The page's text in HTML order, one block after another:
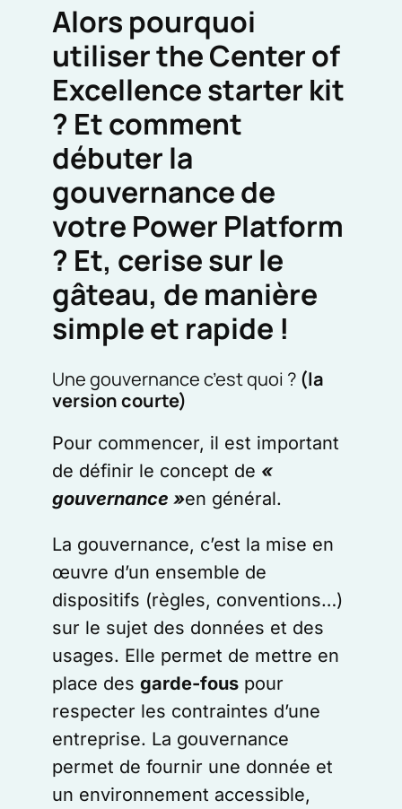
Alors pourquoi
utiliser the Center of
Excellence starter kit
? Et comment
débuter la
gouvernance de
votre Power Platform
? Et, cerise sur le
gâteau, de manière
simple et rapide !
Une gouvernance c’est quoi ? (la
version courte)
Pour commencer, il est important
de définir le concept de «
gouvernance »en général.
La gouvernance, c’est la mise en
œuvre d’un ensemble de
dispositifs (règles, conventions…)
sur le sujet des données et des
usages. Elle permet de mettre en
place des garde-fous pour
respecter les contraintes d’une
entreprise. La gouvernance
permet de fournir une donnée et
un environnement accessible,